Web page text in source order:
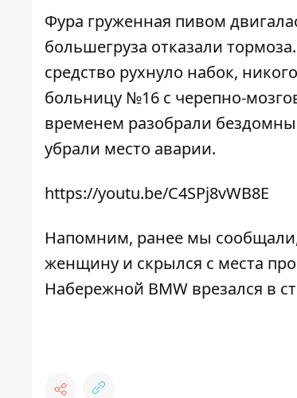
Фура груженная пивом
большегруза отказали
средство рухнуло набок,
больницу №16 с черепно-
временем разобрали
убрали место аварии.
https://youtu.be/C4SPj8vWB8E
Напомним, ранее мы
женщину и скрылся с места
Набережной BMW врезался в